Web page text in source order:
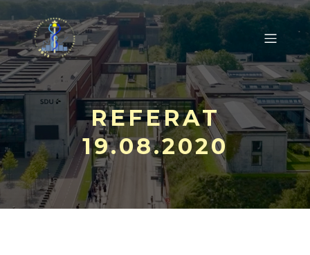
REFERAT
19.08.2020